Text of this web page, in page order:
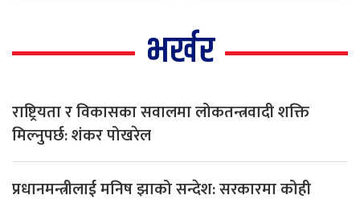
भर्खर
राष्ट्रियता र विकासका सवालमा लोकतन्त्रवादी शक्ति
मिल्नुपर्छ: शंकर पोखरेल
प्रधानमन्त्रीलाई मनिष झाको सन्देश: सरकारमा कोही